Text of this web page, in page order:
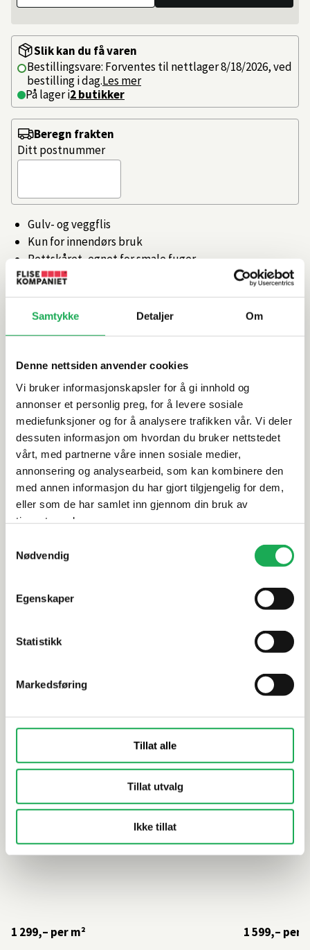
Samtykke Detaljer Om
Denne nettsiden anvender cookies
Vi bruker informasjonskapsler for å gi innhold og
annonser et personlig preg, for å levere sosiale
mediefunksjoner og for å analysere trafikken vår. Vi deler
dessuten informasjon om hvordan du bruker nettstedet
vårt, med partnerne våre innen sosiale medier,
annonsering og analysearbeid, som kan kombinere den
med annen informasjon du har gjort tilgjengelig for dem,
eller som de har samlet inn gjennom din bruk av
tjenestene deres.
Nødvendig
Egenskaper
Statistikk
Markedsføring
Tillat alle
Tillat utvalg
Ikke tillat
Slik kan du få varen
Bestillingsvare: Forventes til nettlager 8/18/2026, ved
bestilling i dag.Les mer
På lager i2 butikker
Gulv- og veggflis
Kun for innendørs bruk
Rettskåret, egnet for smale fuger
Tilgjengelig i flere farger og størrelser
Produsert i Italia
Artikkelnr.101368886
Beregn frakten
Ditt postnummer
Produktinformasjon
Spesifikasjoner
Rengjøring og vedlikehold
Leveringsinformasjon
Alternative produkter
Metaline, Iron 60x60 Flis
1 299,– per m²
Metaline,
1 599,– per